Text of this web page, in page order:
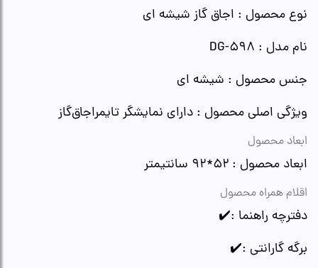
نوع محصول : اجاق گاز شیشه ای
نام مدل : DG-598
جنس محصول : شیشه ای
ویژگی اصلی محصول : دارای نمایشگر تایمراجاق‌گاز
ابعاد محصول
ابعاد محصول​ : ۵۲*۹۲ سانتیمتر
اقلام همراه محصول
دفترچه راهنما :✔️
برگه گارانتی :✔️